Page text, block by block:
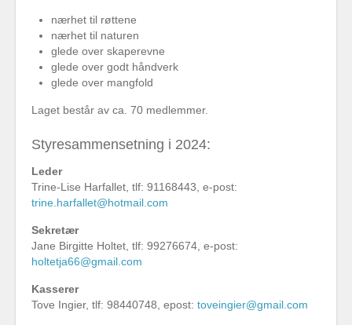
nærhet til røttene
nærhet til naturen
glede over skaperevne
glede over godt håndverk
glede over mangfold
Laget består av ca. 70 medlemmer.
Styresammensetning i 2024:
Leder
Trine-Lise Harfallet, tlf: 91168443, e-post:
trine.harfallet@hotmail.com
Sekretær
Jane Birgitte Holtet, tlf: 99276674, e-post:
holtetja66@gmail.com
Kasserer
Tove Ingier, tlf: 98440748, epost: toveingier@gmail.com